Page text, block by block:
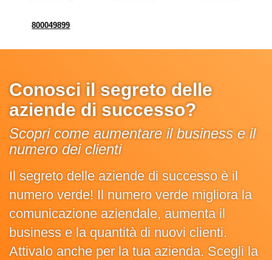
800049899
Conosci il segreto delle
aziende di successo?
Scopri come aumentare il business e il
numero dei clienti
Il segreto delle aziende di successo è il
numero verde! Il numero verde migliora la
comunicazione aziendale, aumenta il
business e la quantità di nuovi clienti.
Attivalo anche per la tua azienda. Scegli la